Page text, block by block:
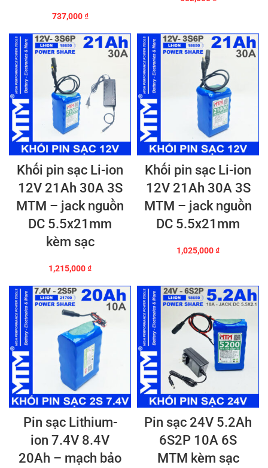
737,000₫
Khối pin sạc Li-ion
12V 21Ah 30A 3S
MTM – jack nguồn
DC 5.5x21mm
kèm sạc
1,215,000₫
Khối pin sạc Li-ion
12V 21Ah 30A 3S
MTM – jack nguồn
DC 5.5x21mm
1,025,000₫
Pin sạc Lithium-
ion 7.4V 8.4V
20Ah – mạch bảo
Pin sạc 24V 5.2Ah
6S2P 10A 6S
MTM kèm sạc